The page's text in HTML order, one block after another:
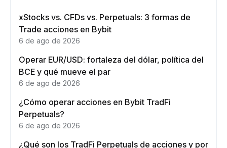
xStocks vs. CFDs vs. Perpetuals: 3 formas de
Trade acciones en Bybit
6 de ago de 2026
Operar EUR/USD: fortaleza del dólar, política del
BCE y qué mueve el par
6 de ago de 2026
¿Cómo operar acciones en Bybit TradFi
Perpetuals?
6 de ago de 2026
¿Qué son los TradFi Perpetuals de acciones y por